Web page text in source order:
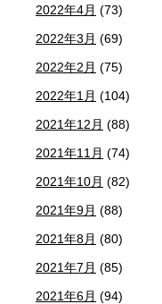
2022年4月 (73)
2022年3月 (69)
2022年2月 (75)
2022年1月 (104)
2021年12月 (88)
2021年11月 (74)
2021年10月 (82)
2021年9月 (88)
2021年8月 (80)
2021年7月 (85)
2021年6月 (94)